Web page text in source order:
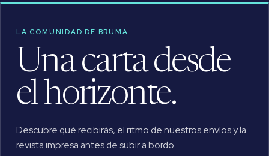
LA COMUNIDAD DE BRUMA
Una carta desde
el horizonte.
Descubre qué recibirás, el ritmo de nuestros envíos y la
revista impresa antes de subir a bordo.